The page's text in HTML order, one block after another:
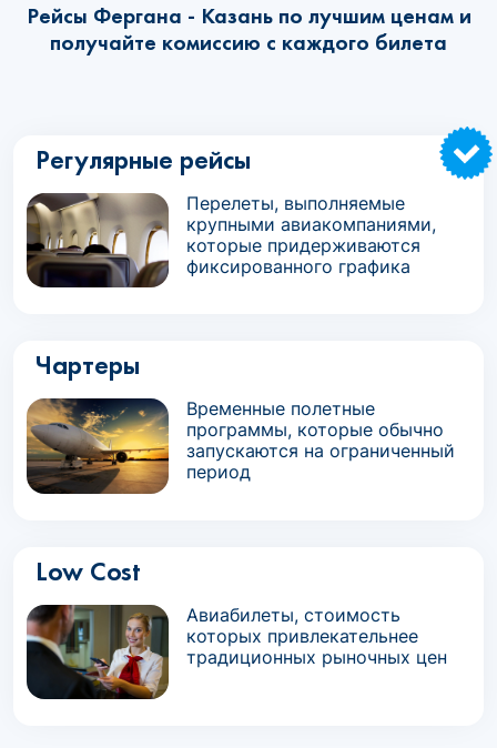
Рейсы Фергана - Казань по лучшим ценам и
получайте комиссию с каждого билета
Регулярные рейсы
Перелеты, выполняемые
крупными авиакомпаниями,
которые придерживаются
фиксированного графика
Чартеры
Временные полетные
программы, которые обычно
запускаются на ограниченный
период
Low Cost
Авиабилеты, стоимость
которых привлекательнее
традиционных рыночных цен